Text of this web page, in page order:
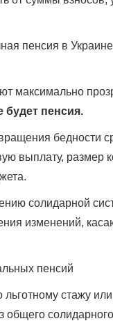
пенсия в
максимально
будет пенсия.
бедности
выплату, размер
солидарной
изменений,
пенсий
стажу
общего